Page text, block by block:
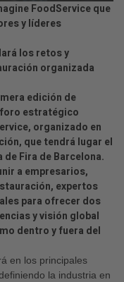
FoodService que
y líderes
los retos y
organizada
edición de
foro estratégico
organizado en
que tendrá lugar el
de Fira de Barcelona.
a empresarios,
expertos
para ofrecer dos
y visión global
dentro y fuera del
en los principales
la industria en